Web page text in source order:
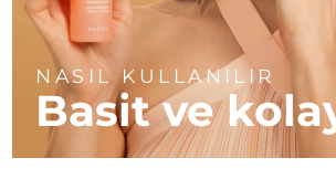
NASIL KULLANILIR
Basit ve
Birleşik Krallık Tahmini
Amerika Birleşik
Devletleri
Tahmini
Özbekistan Tahmini